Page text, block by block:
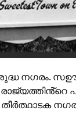
നഗരം.